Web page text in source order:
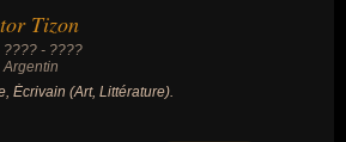
Tizon
???? - ????
Argentin
Écrivain (Art, Littérature).